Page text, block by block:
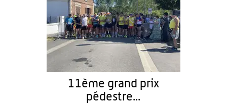
11ème grand prix
pédestre...